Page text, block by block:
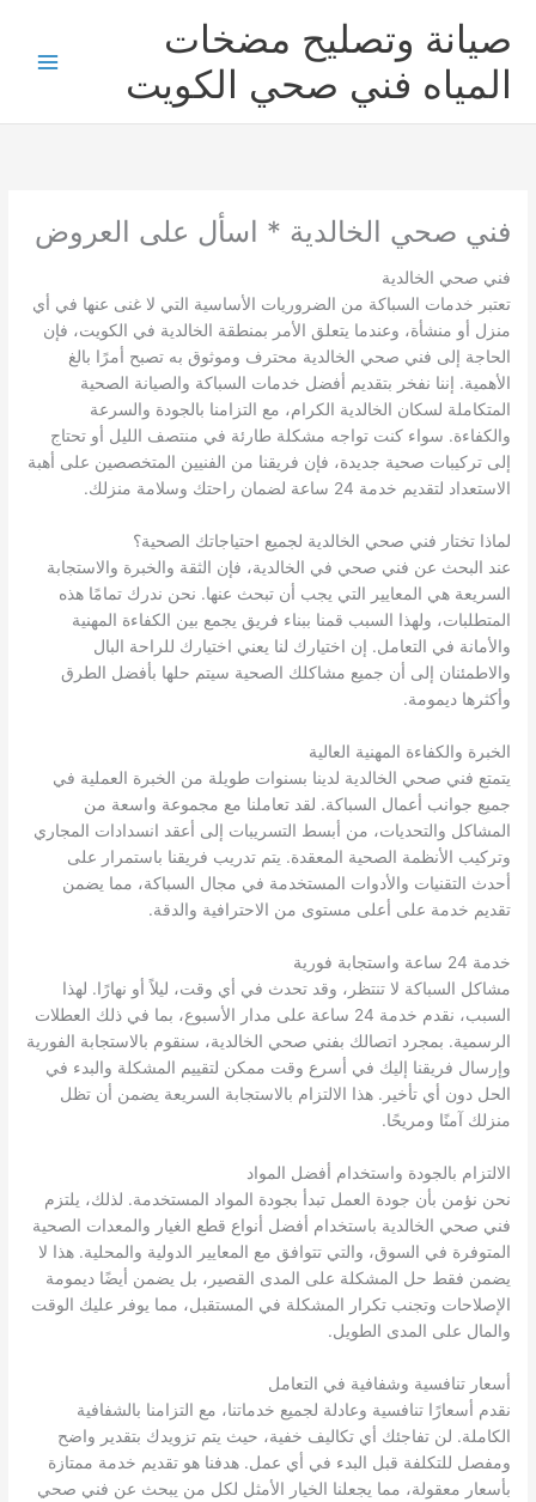
المحتوى
صيانة وتصليح مضخات
المياه فني صحي الكويت
فني صحي الخالدية * اسأل على العروض
فني صحي الخالدية
تعتبر خدمات السباكة من الضروريات الأساسية التي لا غنى عنها في أي
منزل أو منشأة، وعندما يتعلق الأمر بمنطقة الخالدية في الكويت، فإن
الحاجة إلى فني صحي الخالدية محترف وموثوق به تصبح أمرًا بالغ
الأهمية. إننا نفخر بتقديم أفضل خدمات السباكة والصيانة الصحية
المتكاملة لسكان الخالدية الكرام، مع التزامنا بالجودة والسرعة
والكفاءة. سواء كنت تواجه مشكلة طارئة في منتصف الليل أو تحتاج
إلى تركيبات صحية جديدة، فإن فريقنا من الفنيين المتخصصين على أهبة
الاستعداد لتقديم خدمة 24 ساعة لضمان راحتك وسلامة منزلك.
لماذا تختار فني صحي الخالدية لجميع احتياجاتك الصحية؟
عند البحث عن فني صحي في الخالدية، فإن الثقة والخبرة والاستجابة
السريعة هي المعايير التي يجب أن تبحث عنها. نحن ندرك تمامًا هذه
المتطلبات، ولهذا السبب قمنا ببناء فريق يجمع بين الكفاءة المهنية
والأمانة في التعامل. إن اختيارك لنا يعني اختيارك للراحة البال
والاطمئنان إلى أن جميع مشاكلك الصحية سيتم حلها بأفضل الطرق
وأكثرها ديمومة.
الخبرة والكفاءة المهنية العالية
يتمتع فني صحي الخالدية لدينا بسنوات طويلة من الخبرة العملية في
جميع جوانب أعمال السباكة. لقد تعاملنا مع مجموعة واسعة من
المشاكل والتحديات، من أبسط التسريبات إلى أعقد انسدادات المجاري
وتركيب الأنظمة الصحية المعقدة. يتم تدريب فريقنا باستمرار على
أحدث التقنيات والأدوات المستخدمة في مجال السباكة، مما يضمن
تقديم خدمة على أعلى مستوى من الاحترافية والدقة.
خدمة 24 ساعة واستجابة فورية
مشاكل السباكة لا تنتظر، وقد تحدث في أي وقت، ليلاً أو نهارًا. لهذا
السبب، نقدم خدمة 24 ساعة على مدار الأسبوع، بما في ذلك العطلات
الرسمية. بمجرد اتصالك بفني صحي الخالدية، سنقوم بالاستجابة الفورية
وإرسال فريقنا إليك في أسرع وقت ممكن لتقييم المشكلة والبدء في
الحل دون أي تأخير. هذا الالتزام بالاستجابة السريعة يضمن أن تظل
منزلك آمنًا ومريحًا.
الالتزام بالجودة واستخدام أفضل المواد
نحن نؤمن بأن جودة العمل تبدأ بجودة المواد المستخدمة. لذلك، يلتزم
فني صحي الخالدية باستخدام أفضل أنواع قطع الغيار والمعدات الصحية
المتوفرة في السوق، والتي تتوافق مع المعايير الدولية والمحلية. هذا لا
يضمن فقط حل المشكلة على المدى القصير، بل يضمن أيضًا ديمومة
الإصلاحات وتجنب تكرار المشكلة في المستقبل، مما يوفر عليك الوقت
والمال على المدى الطويل.
أسعار تنافسية وشفافية في التعامل
نقدم أسعارًا تنافسية وعادلة لجميع خدماتنا، مع التزامنا بالشفافية
الكاملة. لن تفاجئك أي تكاليف خفية، حيث يتم تزويدك بتقدير واضح
ومفصل للتكلفة قبل البدء في أي عمل. هدفنا هو تقديم خدمة ممتازة
بأسعار معقولة، مما يجعلنا الخيار الأمثل لكل من يبحث عن فني صحي